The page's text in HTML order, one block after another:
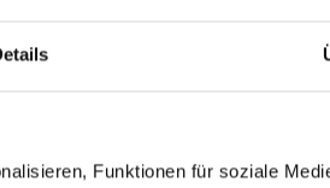
Funktionen für soziale
Abmessungen:
Breite:
EN15102/